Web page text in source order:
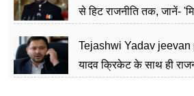
से हिट राजनीति तक, जानें-
Tejashwi Yadav jeevan
यादव क्रिकेट के साथ ही